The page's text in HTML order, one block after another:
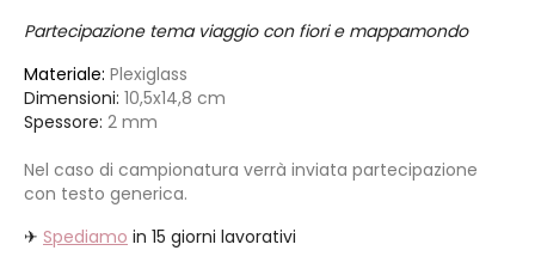
Partecipazione tema viaggio con fiori e mappamondo
Materiale: Plexiglass
Dimensioni: 10,5x14,8 cm
Spessore: 2 mm
Nel caso di campionatura verrà inviata partecipazione
con testo generica.
✈ Spediamo in 15 giorni lavorativi